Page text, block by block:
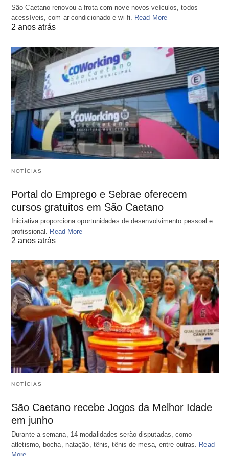
São Caetano renovou a frota com nove novos veículos, todos
acessíveis, com ar-condicionado e wi-fi. Read More
2 anos atrás
NOTÍCIAS
Portal do Emprego e Sebrae oferecem
cursos gratuitos em São Caetano
Iniciativa proporciona oportunidades de desenvolvimento pessoal e
profissional. Read More
2 anos atrás
NOTÍCIAS
São Caetano recebe Jogos da Melhor Idade
em junho
Durante a semana, 14 modalidades serão disputadas, como
atletismo, bocha, natação, tênis, tênis de mesa, entre outras. Read